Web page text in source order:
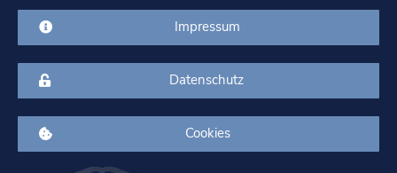
Impressum
Datenschutz
Cookies